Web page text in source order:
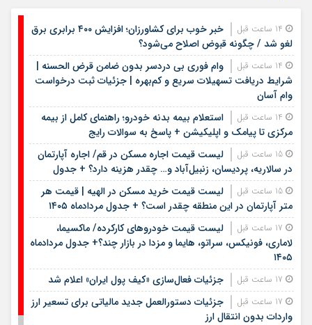
خبر خوب برای کشاورزان؛ افزایش ۴۰۰ برابری برق
لغو شد / چگونه قبوض اصلاح می‌شود؟
وام فوری بی دردسر بدون ضامن قرض الحسنه |
شرایط دریافت تسهیلات سریع و کم‌بهره | جزئیات ثبت درخواست
وام آسان
استعلام بیمه بدنه خودرو؛ راهنمای کامل از بیمه
مرکزی تا پیامک و اپلیکیشن + پاسخ به سوالات رایج
لیست قیمت اجاره مسکن در قم/ اجاره آپارتمان
در سالاریه، پردیسان، زنبیل‌آباد و… چقدر هزینه دارد؟ + جدول
لیست قیمت خرید مسکن در الهیه | قیمت هر
متر آپارتمان در این منطقه چقدر است؟ + جدول مردادماه ۱۴۰۵
لیست قیمت خودروهای کارکرده/ ماکسیما،
لاماری، فونیکس، سراتو، هایما و مزدا در بازار چند؟+ جدول مردادماه
۱۴۰۵
جزئیات فعال‌سازی «کیف پول ایران» اعلام شد
جزئیات دستورالعمل جدید مالیاتی برای تسعیر ارز
واردات بدون انتقال ارز